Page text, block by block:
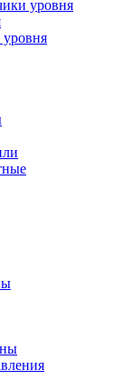
уровня
уровня